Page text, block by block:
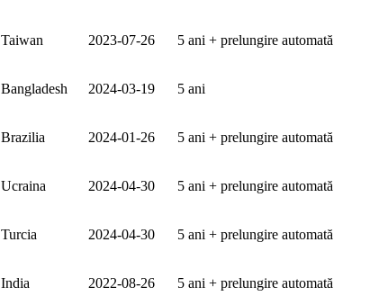
Taiwan 2023‑07‑26 5 ani + prelungire automată
Bangladesh 2024‑03‑19 5 ani
Brazilia 2024‑01‑26 5 ani + prelungire automată
Ucraina 2024‑04‑30 5 ani + prelungire automată
Turcia 2024‑04‑30 5 ani + prelungire automată
India 2022‑08‑26 5 ani + prelungire automată